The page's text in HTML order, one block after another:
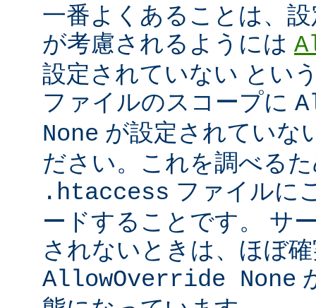
一番よくあることは、
が考慮されるようには
設定されていない とい
ファイルのスコープに
None が設定されていな
ださい。これを調べる
.htaccess ファイルに
ードすることです。 サ
されないときは、ほぼ
AllowOverride None